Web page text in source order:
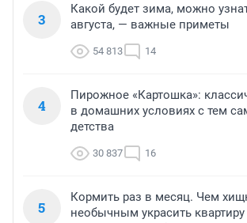
3
Какой будет зима, можно
августа, — важные приметы
54 813 14
4
Пирожное «Картошка»:
в домашних условиях с тем
детства
30 837 16
5
Кормить раз в месяц. Чем
необычным украсить